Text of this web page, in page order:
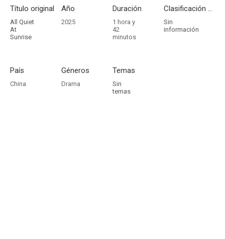
Título original
All Quiet
At
Sunrise
Año
2025
Duración
1 hora y
42
minutos
Clasificación por edades
Sin
información
País
China
Géneros
Drama
Temas
Sin
temas